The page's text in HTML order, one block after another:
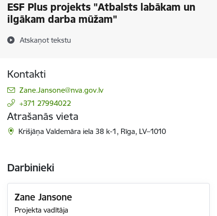
ESF Plus projekts "Atbalsts labākam un
ilgākam darba mūžam"
Atskaņot tekstu
Kontakti
E-pasts:
Zane.Jansone@nva.gov.lv
+371 27994022
Atrašanās vieta
Krišjāņa Valdemāra iela 38 k-1, Rīga, LV–1010
Darbinieki
Zane Jansone
Projekta vadītāja